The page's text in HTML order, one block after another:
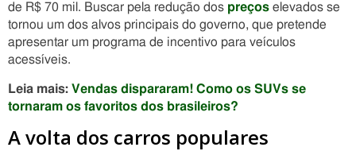
de R$ 70 mil. Buscar pela redução dos preços elevados se
tornou um dos alvos principais do governo, que pretende
apresentar um programa de incentivo para veículos
acessíveis.
Leia mais: Vendas dispararam! Como os SUVs se
tornaram os favoritos dos brasileiros?
A volta dos carros populares